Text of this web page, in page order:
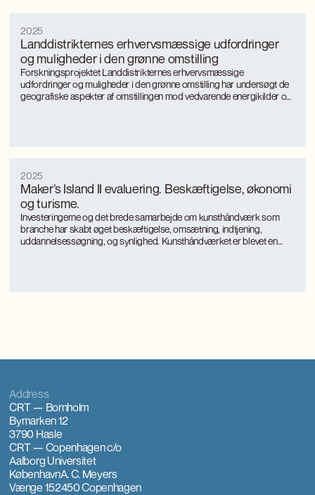
Landdistrikternes erhvervsmæssige udfordringer
og muligheder i den grønne omstilling
2025
Forskningsprojektet Landdistrikternes erhvervsmæssige
udfordringer og muligheder i den grønne omstilling har undersøgt de
geografiske aspekter af omstillingen mod vedvarende energikilder og
Maker’s Island II evaluering. Beskæftigelse, økonomi
og turisme.
2025
Investeringerne og det brede samarbejde om kunsthåndværk som
branche har skabt øget beskæftigelse, omsætning, indtjening,
uddannelsessøgning, og synlighed. Kunsthåndværket er blevet en
Address
CRT — Bornholm
Bymarken 12
3790 Hasle
CRT — Copenhagenc/o
Aalborg Universitet
KøbenhavnA. C. Meyers
Vænge 152450 Copenhagen